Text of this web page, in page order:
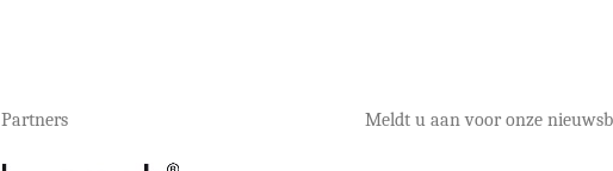
Partners Meldt u aan voor onze